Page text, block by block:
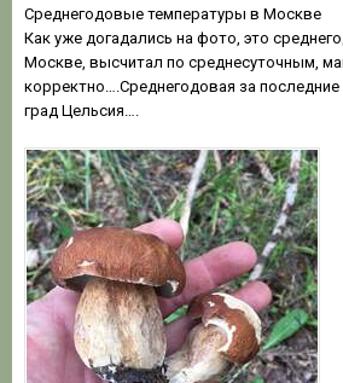
Среднегодовые температуры в Москве
Как уже догадались на фото, это
Москве, высчитал по среднесуточным,
корректно….Среднегодовая за
град Цельсия….